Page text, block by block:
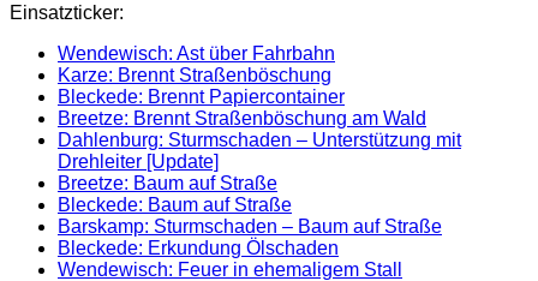
Einsatzticker:
Wendewisch: Ast über Fahrbahn
Karze: Brennt Straßenböschung
Bleckede: Brennt Papiercontainer
Breetze: Brennt Straßenböschung am Wald
Dahlenburg: Sturmschaden – Unterstützung mit
Drehleiter [Update]
Breetze: Baum auf Straße
Bleckede: Baum auf Straße
Barskamp: Sturmschaden – Baum auf Straße
Bleckede: Erkundung Ölschaden
Wendewisch: Feuer in ehemaligem Stall